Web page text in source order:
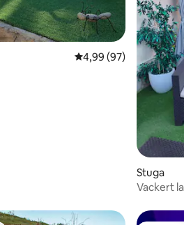
4,99 av 5 i
4,99 (97)
Stuga
Vackert